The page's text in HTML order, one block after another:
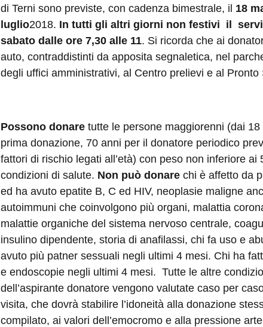
di Terni sono previste, con cadenza bimestrale, il 18
luglio2018. In tutti gli altri giorni non festivi il
sabato dalle ore 7,30 alle 11. Si ricorda che ai
auto, contraddistinti da apposita segnaletica, nel
degli uffici amministrativi, al Centro prelievi e al Pronto
Possono donare tutte le persone maggiorenni (dai
prima donazione, 70 anni per il donatore periodico
fattori di rischio legati all’età) con peso non inferiore
condizioni di salute. Non può donare chi è affetto da
ed ha avuto epatite B, C ed HIV, neoplasie maligne
autoimmuni che coinvolgono più organi, malattia
malattie organiche del sistema nervoso centrale,
insulino dipendente, storia di anafilassi, chi fa uso e
avuto più patner sessuali negli ultimi 4 mesi. Chi ha
e endoscopie negli ultimi 4 mesi. Tutte le altre
dell’aspirante donatore vengono valutate caso per
visita, che dovrà stabilire l’idoneità alla donazione
compilato, ai valori dell’emocromo e alla pressione